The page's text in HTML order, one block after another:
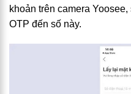
khoản trên camera
OTP đến số này.